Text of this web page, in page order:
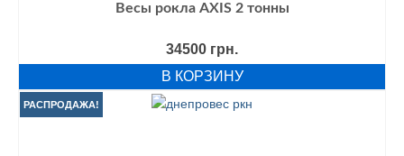
Весы рокла AXIS 2 тонны
34500 грн.
В КОРЗИНУ
РАСПРОДАЖА!